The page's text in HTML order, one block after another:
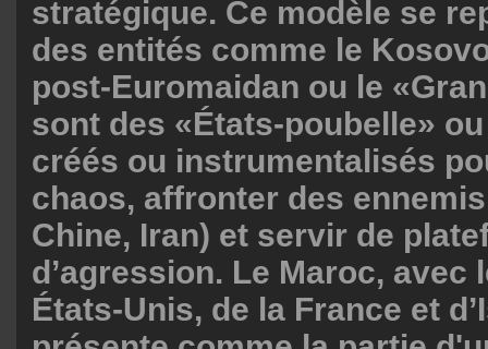
stratégique. Ce modèle se
des entités comme le
post-Euromaidan ou le
sont des «États-poubelle»
créés ou instrumentalisés
chaos, affronter des
Chine, Iran) et servir de
d’agression. Le Maroc, avec
États-Unis, de la France et